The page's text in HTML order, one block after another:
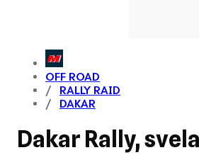
OFF ROAD
RALLY RAID
DAKAR
Dakar Rally,